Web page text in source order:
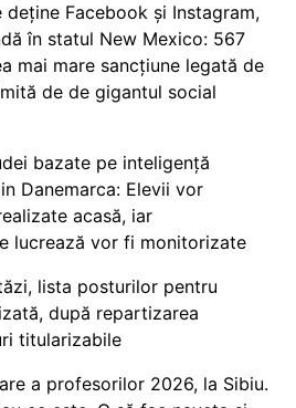
deține Facebook și Instagram,
în statul New Mexico: 567
mai mare sancțiune legată de
de de gigantul social
bazate pe inteligență
Danemarca: Elevii vor
acasă, iar
lucrează vor fi monitorizate
lista posturilor pentru
după repartizarea
titularizabile
a profesorilor 2026, la Sibiu.